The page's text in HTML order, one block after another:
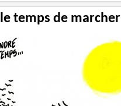
le temps de marcher